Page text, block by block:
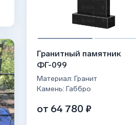
Гранитный памятник
ФГ-099
Материал: Гранит
Камень: Габбро
от 64 780 ₽